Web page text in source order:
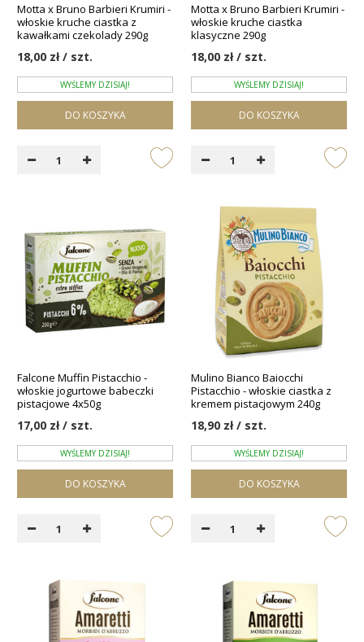
Motta x Bruno Barbieri Krumiri -
włoskie kruche ciastka z
kawałkami czekolady 290g
18,00 zł / szt.
WYŚLEMY DZISIAJ!
DO KOSZYKA
Motta x Bruno Barbieri Krumiri -
włoskie kruche ciastka
klasyczne 290g
18,00 zł / szt.
WYŚLEMY DZISIAJ!
DO KOSZYKA
Falcone Muffin Pistacchio -
włoskie jogurtowe babeczki
pistacjowe 4x50g
17,00 zł / szt.
WYŚLEMY DZISIAJ!
DO KOSZYKA
Mulino Bianco Baiocchi
Pistacchio - włoskie ciastka z
kremem pistacjowym 240g
18,90 zł / szt.
WYŚLEMY DZISIAJ!
DO KOSZYKA